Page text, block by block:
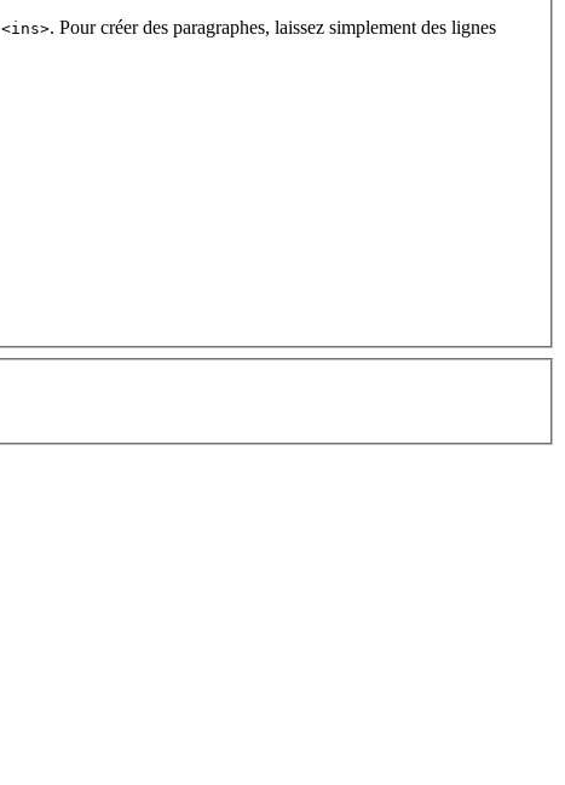
<ins>. Pour créer des paragraphes, laissez simplement des lignes